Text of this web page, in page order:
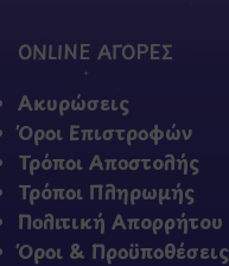
ONLINE ΑΓΟΡΕΣ
Ακυρώσεις
Όροι Επιστροφών
Τρόποι Αποστολής
Τρόποι Πληρωμής
Πολιτική Απορρήτου
Όροι & Προϋποθέσεις